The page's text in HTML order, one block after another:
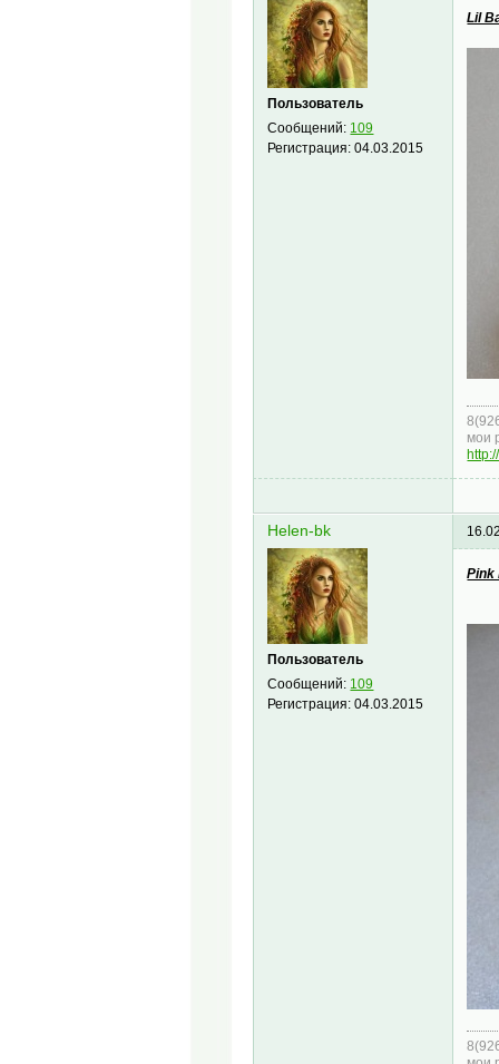
Пользователь
Сообщений: 109
Регистрация:04.03.2015
Lil
мои
Helen-bk
Пользователь
Сообщений: 109
Регистрация:04.03.2015
Pink